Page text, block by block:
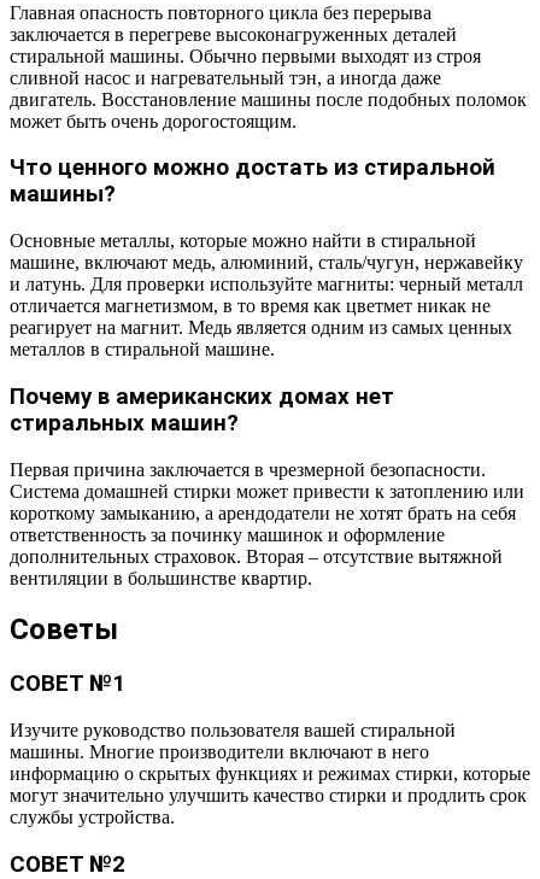
Главная опасность повторного цикла без перерыва
заключается в перегреве высоконагруженных деталей
стиральной машины. Обычно первыми выходят из строя
сливной насос и нагревательный тэн, а иногда даже
двигатель. Восстановление машины после подобных поломок
может быть очень дорогостоящим.
Что ценного можно достать из стиральной
машины?
Основные металлы, которые можно найти в стиральной
машине, включают медь, алюминий, сталь/чугун, нержавейку
и латунь. Для проверки используйте магниты: черный металл
отличается магнетизмом, в то время как цветмет никак не
реагирует на магнит. Медь является одним из самых ценных
металлов в стиральной машине.
Почему в американских домах нет
стиральных машин?
Первая причина заключается в чрезмерной безопасности.
Система домашней стирки может привести к затоплению или
короткому замыканию, а арендодатели не хотят брать на себя
ответственность за починку машинок и оформление
дополнительных страховок. Вторая – отсутствие вытяжной
вентиляции в большинстве квартир.
Советы
СОВЕТ №1
Изучите руководство пользователя вашей стиральной
машины. Многие производители включают в него
информацию о скрытых функциях и режимах стирки, которые
могут значительно улучшить качество стирки и продлить срок
службы устройства.
СОВЕТ №2